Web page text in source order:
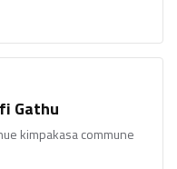
Gathu
kimpakasa commune